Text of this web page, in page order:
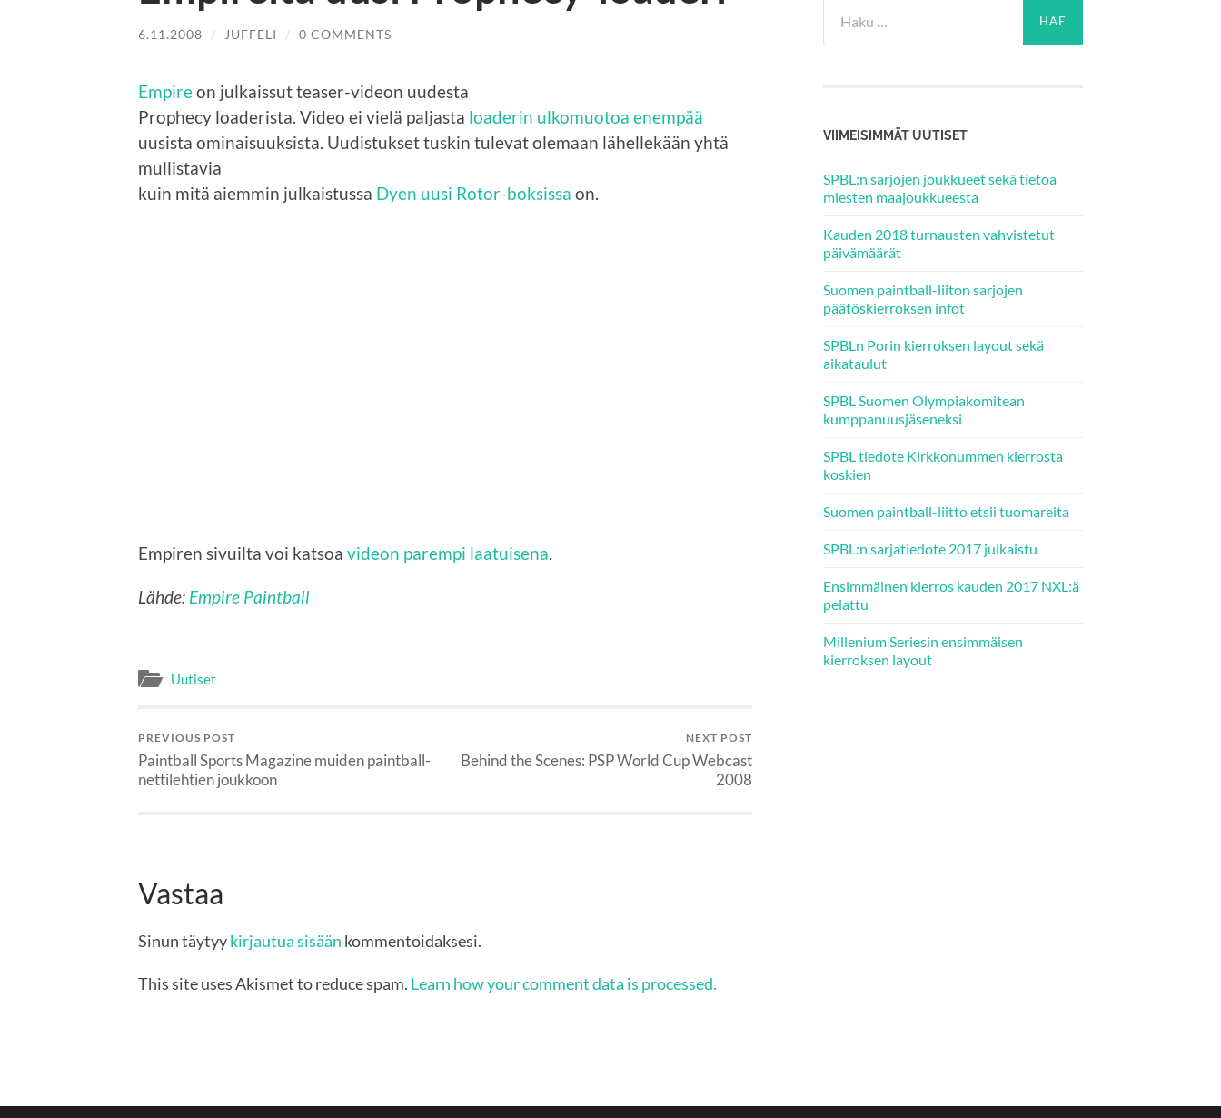
6.11.2008 / JUFFELI / 0 COMMENTS
Empireon julkaissut teaser-videon uudesta
Prophecy loaderista. Video ei vielä paljasta loaderin ulkomuotoa enempää
uusista ominaisuuksista. Uudistukset tuskin tulevat olemaan lähellekään yhtä
mullistavia
kuin mitä aiemmin julkaistussa Dyen uusi Rotor-boksissa on.
Empiren sivuilta voi katsoa videon parempi laatuisena
Lähde: Empire Paintball
Uutiset
PREVIOUS POST
Paintball Sports Magazine muiden paintball-
nettilehtien joukkoon
NEXT POST
Behind the Scenes: PSP World Cup Webcast
2008
Vastaa
Sinun täytyykirjautua sisään kommentoidaksesi.
This site uses Akismet to reduce spam. Learn how your comment data is processed.
VIIMEISIMMÄT UUTISET
SPBL:n sarjojen joukkueet sekä tietoa
miesten maajoukkueesta
Kauden 2018 turnausten vahvistetut
päivämäärät
Suomen paintball-liiton sarjojen
päätöskierroksen infot
SPBLn Porin kierroksen layout sekä
aikataulut
SPBL Suomen Olympiakomitean
kumppanuusjäseneksi
SPBL tiedote Kirkkonummen kierrosta
koskien
Suomen paintball-liitto etsii tuomareita
SPBL:n sarjatiedote 2017 julkaistu
Ensimmäinen kierros kauden 2017 NXL:ä
pelattu
Millenium Seriesin ensimmäisen
kierroksen layout